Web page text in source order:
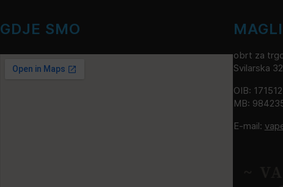
GDJE SMO
obrt za
Svilarska
OIB:
MB:
E-mail: